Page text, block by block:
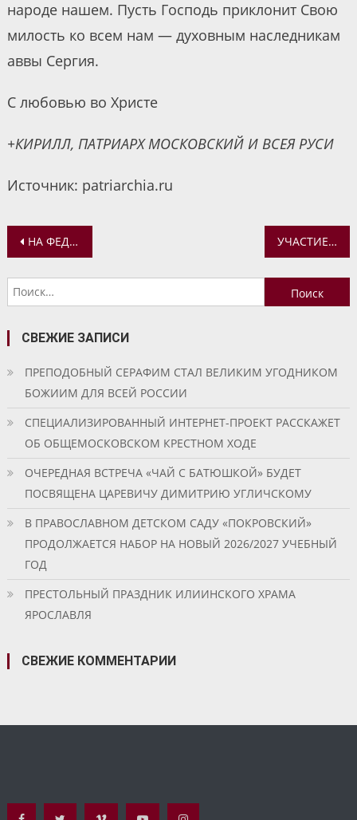
народе нашем. Пусть Господь приклонит Свою
милость ко всем нам — духовным наследникам
аввы Сергия.
С любовью во Христе
+КИРИЛЛ, ПАТРИАРХ МОСКОВСКИЙ И ВСЕЯ РУСИ
Источник: patriarchia.ru
Навигация
по
записям
НА ФЕДЕРАЛЬНЫХ КАНАЛАХ СОСТОИТСЯ ПРЕМЬЕРА МУЛЬТСЕРИАЛА «ЗАБЫТОЕ ЧУДО», ПОСВЯЩЕННОГО ПРЕПОДОБНОМУ СЕРГИЮ РАДОНЕЖСКОМУ УЧАСТИЕ В ФОРУМЕ «ВСТРЕЧА С ЛИЧНОСТЬЮ»
Найти:
СВЕЖИЕ ЗАПИСИ
ПРЕПОДОБНЫЙ СЕРАФИМ СТАЛ ВЕЛИКИМ УГОДНИКОМ
БОЖИИМ ДЛЯ ВСЕЙ РОССИИ
СПЕЦИАЛИЗИРОВАННЫЙ ИНТЕРНЕТ-ПРОЕКТ РАССКАЖЕТ
ОБ ОБЩЕМОСКОВСКОМ КРЕСТНОМ ХОДЕ
ОЧЕРЕДНАЯ ВСТРЕЧА «ЧАЙ С БАТЮШКОЙ» БУДЕТ
ПОСВЯЩЕНА ЦАРЕВИЧУ ДИМИТРИЮ УГЛИЧСКОМУ
В ПРАВОСЛАВНОМ ДЕТСКОМ САДУ «ПОКРОВСКИЙ»
ПРОДОЛЖАЕТСЯ НАБОР НА НОВЫЙ 2026/2027 УЧЕБНЫЙ
ГОД
ПРЕСТОЛЬНЫЙ ПРАЗДНИК ИЛИИНСКОГО ХРАМА
ЯРОСЛАВЛЯ
СВЕЖИЕ КОММЕНТАРИИ